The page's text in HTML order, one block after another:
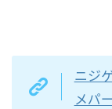
ニジ
メパ